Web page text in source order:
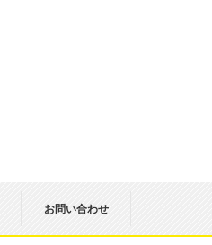
お問い合わせ